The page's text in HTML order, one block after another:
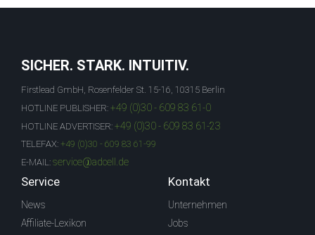
SICHER. STARK. INTUITIV.
Firstlead GmbH, Rosenfelder St. 15-16, 10315 Berlin
HOTLINE PUBLISHER: +49 (0)30 - 609 83 61-0
HOTLINE ADVERTISER: +49 (0)30 - 609 83 61-23
TELEFAX: +49 (0)30 - 609 83 61-99
E-MAIL: service@adcell.de
Service
News
Affiliate-Lexikon
Kontakt
Unternehmen
Jobs